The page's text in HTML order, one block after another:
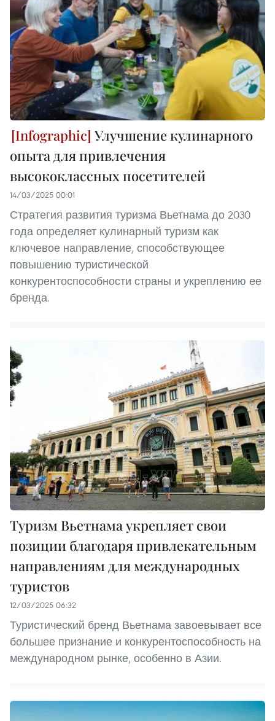
Улучшение кулинарного
опыта для привлечения
высококлассных посетителей
14/03/2025 00:01
Стратегия развития туризма Вьетнама до 2030
года определяет кулинарный туризм как
ключевое направление, способствующее
повышению туристической
конкурентоспособности страны и укреплению ее
бренда.
Туризм Вьетнама укрепляет свои
позиции благодаря привлекательным
направлениям для международных
туристов
12/03/2025 06:32
Туристический бренд Вьетнама завоевывает все
большее признание и конкурентоспособность на
международном рынке, особенно в Азии.